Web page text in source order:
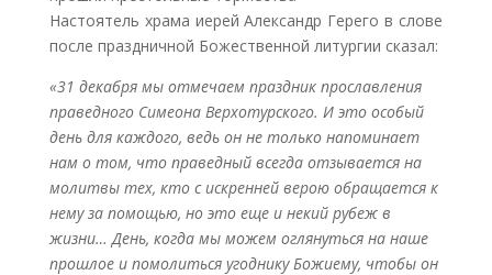
Настоятель храма иерей Александр Герего в слове
после праздничной Божественной литургии сказал:
«31 декабря мы отмечаем праздник прославления
праведного Симеона Верхотурского. И это особый
день для каждого, ведь он не только напоминает
нам о том, что праведный всегда отзывается на
молитвы тех, кто с искренней верою обращается к
нему за помощью, но это еще и некий рубеж в
жизни… День, когда мы можем оглянуться на наше
прошлое и помолиться угоднику Божиему, чтобы он